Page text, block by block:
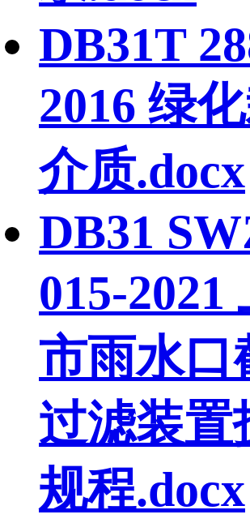
DB31T
2016 绿
介质.docx
DB31
015-2021
市雨水口
过滤装置
规程.docx